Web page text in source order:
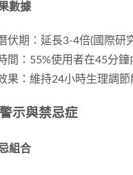
數據
伏期：延長3-4倍(國際研
間：55%使用者在45分鐘
果：維持24小時生理調節
示與禁忌症
組合